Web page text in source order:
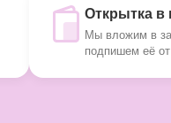
Открытка в
Мы вложим в
подпишем её